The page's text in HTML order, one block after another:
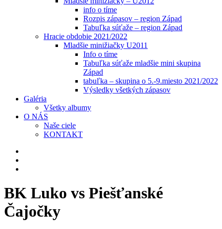
info o tíme
Rozpis zápasov – region Západ
Tabuľka súťaže – region Západ
Hracie obdobie 2021/2022
Mladšie minižiačky U2011
Info o tíme
Tabuľka súťaže mladšie mini skupina
Západ
tabuľka – skupina o 5.-9.miesto 2021/2022
Výsledky všetkých zápasov
Galéria
Všetky albumy
O NÁS
Naše ciele
KONTAKT
BK Luko vs Piešťanské
Čajočky